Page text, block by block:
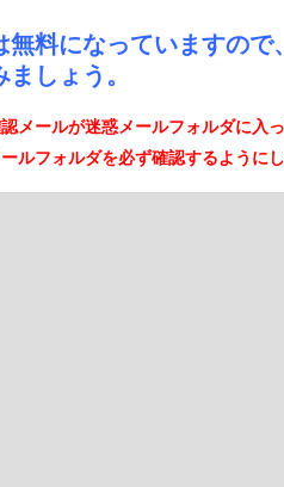
料になっていますので
しょう。
メールが迷惑メールフォルダに入
ルフォルダを必ず確認するようにし